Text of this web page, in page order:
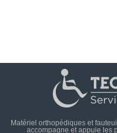
Matériel orthopédiques et
accompagne et appuie les